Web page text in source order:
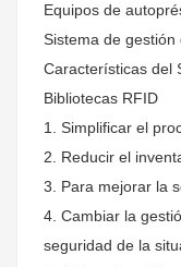
Equipos de
Sistema de
Características del
Bibliotecas RFID
1. Simplificar el
2. Reducir el
3. Para mejorar la
4. Cambiar la
seguridad de la